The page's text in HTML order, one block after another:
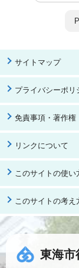
サイトマップ
プライバシーポリ
免責事項・著作権
リンクについて
このサイトの使い
このサイトの考え
東海市